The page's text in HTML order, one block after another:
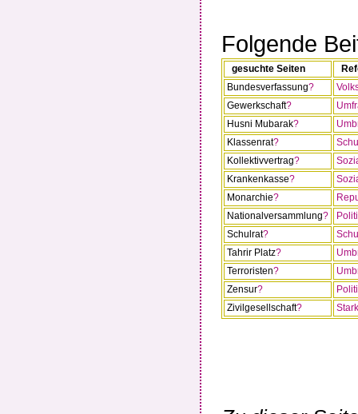
Folgende
gesuchte Seiten
Bundesverfassung?
Gewerkschaft?
Husni Mubarak?
Klassenrat?
Kollektivvertrag?
Krankenkasse?
Monarchie?
Nationalversammlung?
Schulrat?
Tahrir Platz?
Terroristen?
Zensur?
Zivilgesellschaft?